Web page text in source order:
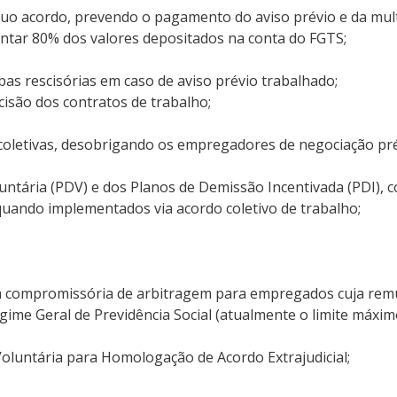
acordo, prevendo o pagamento do aviso prévio e da
80% dos valores depositados na conta do FGTS;
rescisórias em caso de aviso prévio trabalhado;
dos contratos de trabalho;
desobrigando os empregadores de negociação
(PDV) e dos Planos de Demissão Incentivada
implementados via acordo coletivo de trabalho;
de arbitragem para empregados cuja
Geral de Previdência Social (atualmente o limite
para Homologação de Acordo Extrajudicial;